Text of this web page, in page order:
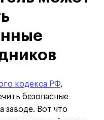
кодекса РФ,
безопасные
заводе. Вот что